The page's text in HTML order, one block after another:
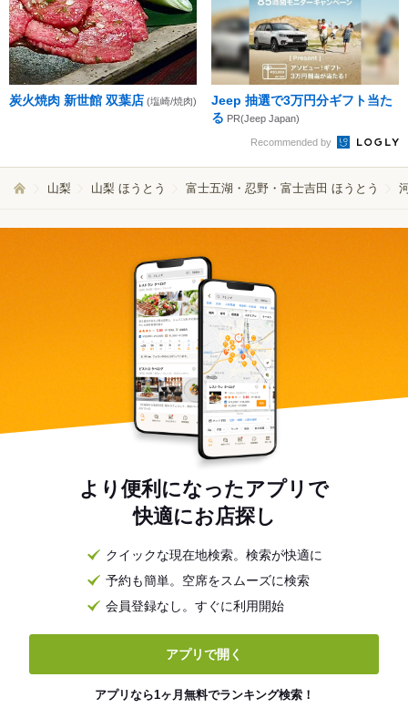
炭火焼肉 新世館 双葉店 (塩崎/焼肉)
Jeep 抽選で3万円分ギフト当た
る PR(Jeep Japan)
Recommended by
山梨 山梨 ほうとう 富士五湖・忍野・富士吉田 ほうとう
より便利になったアプリで
快適にお店探し
クイックな現在地検索。検索が快適に
予約も簡単。空席をスムーズに検索
会員登録なし。すぐに利用開始
アプリで開く
アプリなら1ヶ月無料でランキング検索！